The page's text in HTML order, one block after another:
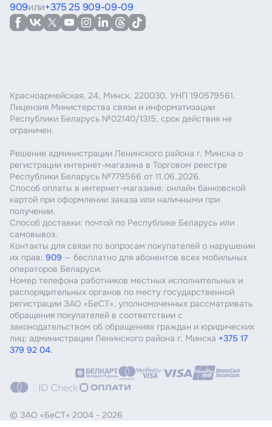
909или+375 25 909-09-09
Красноармейская, 24, Минск, 220030, УНП 190579561.
Лицензия Министерства связи и информатизации
Республики Беларусь №02140/1315, срок действия не
ограничен.
Решение администрации Ленинского района г. Минска о
регистрации интернет-магазина в Торговом реестре
Республики Беларусь №779566 от 11.06.2026.
Способ оплаты в интернет-магазине: онлайн банковской
картой при оформлении заказа или наличными при
получении.
Способ доставки: почтой по Республике Беларусь или
самовывоз.
Контакты для связи по вопросам покупателей о нарушении
их прав: 909 — бесплатно для абонентов всех мобильных
операторов Беларуси.
Номер телефона работников местных исполнительных и
распорядительных органов по месту государственной
регистрации ЗАО «БеСТ», уполномоченных рассматривать
обращения покупателей в соответствии с
законодательством об обращениях граждан и юридических
лиц: администрации Ленинского района г. Минска +375 17
379 92 04.
© ЗАО «БеСТ» 2004 - 2026